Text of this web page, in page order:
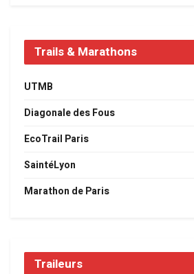
Trails & Marathons
UTMB
Diagonale des Fous
EcoTrail Paris
SaintéLyon
Marathon de Paris
Traileurs